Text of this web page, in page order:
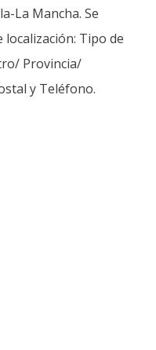
La Mancha. Se
Tipo de
Provincia/
y Teléfono.